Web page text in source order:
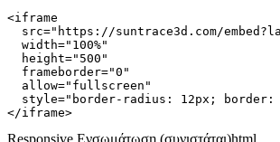
<iframe
src="https://suntrace3d.com/
  width="100%"
  height="500"
  frameborder="0"
  allow="fullscreen"
style="border-radius: 12px;
</iframe>